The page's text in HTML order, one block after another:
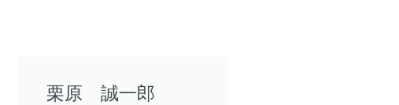
栗原 誠一郎